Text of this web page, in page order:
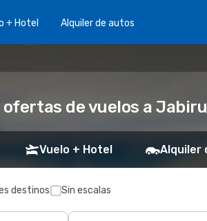
+ Hotel Alquiler de autos
de vuelos a Jabiru
Vuelo + Hotel Alquiler
destinos Sin escalas